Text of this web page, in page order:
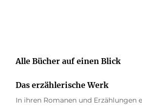
Alle Bücher auf einen Blick
Das erzählerische Werk
In ihren Romanen und Erzählungen